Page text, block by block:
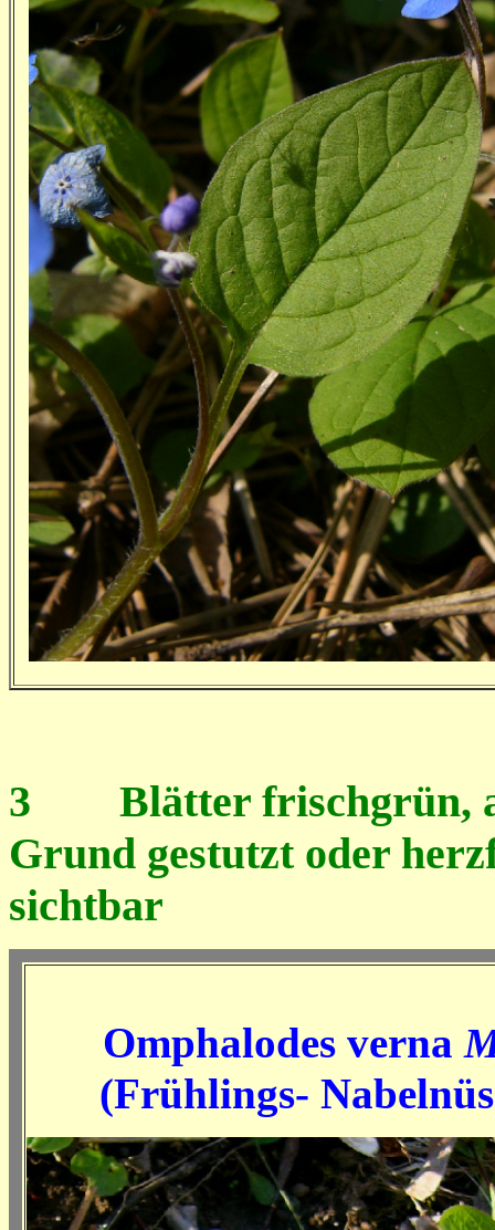
3
Blätter frischgrün,
Grund gestutzt oder
sichtbar
Omphalodes verna
(Frühlings-